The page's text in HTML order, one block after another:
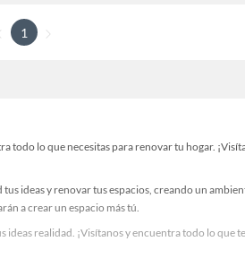
1
todo lo que necesitas para renovar tu hogar.
ideas y renovar tus espacios, creando un
a crear un espacio más tú.
realidad. ¡Visítanos y encuentra todo lo que